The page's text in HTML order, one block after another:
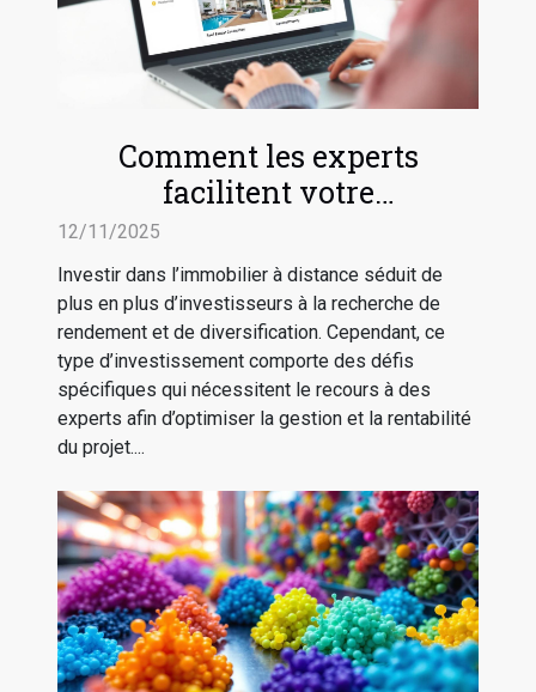
Comment les experts
facilitent votre
investissement immobilier à
distance ?
12/11/2025
Investir dans l’immobilier à distance séduit de
plus en plus d’investisseurs à la recherche de
rendement et de diversification. Cependant, ce
type d’investissement comporte des défis
spécifiques qui nécessitent le recours à des
experts afin d’optimiser la gestion et la rentabilité
du projet....